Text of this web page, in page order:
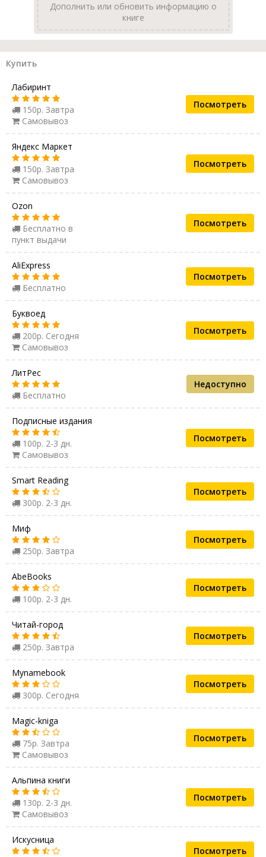
Дополнить или обновить информацию о
книге
Купить
Лабиринт
150р. Завтра
Самовывоз
Посмотреть
Яндекс Маркет
150р. Завтра
Самовывоз
Посмотреть
Ozon
Бесплатно в
пункт выдачи
Посмотреть
AliExpress
Бесплатно
Посмотреть
Буквоед
200р. Сегодня
Самовывоз
Посмотреть
ЛитРес
Бесплатно
Недоступно
Подписные издания
100р. 2-3 дн.
Самовывоз
Посмотреть
Smart Reading
300р. 2-3 дн.
Посмотреть
Миф
250р. Завтра
Посмотреть
AbeBooks
100р. 2-3 дн.
Посмотреть
Читай-город
250р. Завтра
Посмотреть
Mynamebook
300р. Сегодня
Посмотреть
Magic-kniga
75р. Завтра
Самовывоз
Посмотреть
Альпина книги
130р. 2-3 дн.
Самовывоз
Посмотреть
Искусница
Посмотреть